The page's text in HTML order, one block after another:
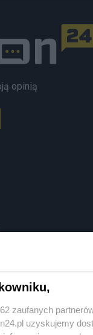
opinią
zaufanych
uzyskujemy